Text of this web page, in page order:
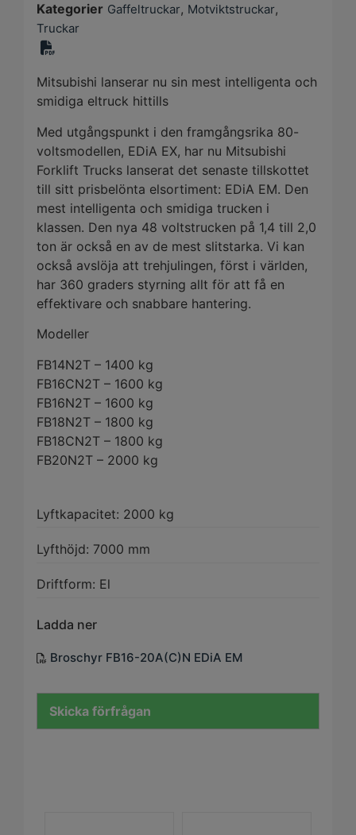
Kategorier Gaffeltruckar, Motviktstruckar,
Truckar
Mitsubishi lanserar nu sin mest intelligenta och
smidiga eltruck hittills
Med utgångspunkt i den framgångsrika 80-
voltsmodellen, EDiA EX, har nu Mitsubishi
Forklift Trucks lanserat det senaste tillskottet
till sitt prisbelönta elsortiment: EDiA EM. Den
mest intelligenta och smidiga trucken i
klassen. Den nya 48 voltstrucken på 1,4 till 2,0
ton är också en av de mest slitstarka. Vi kan
också avslöja att trehjulingen, först i världen,
har 360 graders styrning allt för att få en
effektivare och snabbare hantering.
Modeller
FB14N2T – 1400 kg
FB16CN2T – 1600 kg
FB16N2T – 1600 kg
FB18N2T – 1800 kg
FB18CN2T – 1800 kg
FB20N2T – 2000 kg
Lyftkapacitet: 2000 kg
Lyfthöjd: 7000 mm
Driftform: El
Ladda ner
Broschyr FB16-20A(C)N EDiA EM
Skicka förfrågan